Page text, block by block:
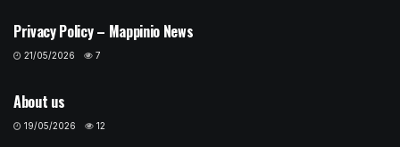
Privacy Policy – Mappinio News
21/05/2026 7
About us
19/05/2026 12